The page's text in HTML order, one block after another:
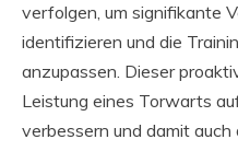
verfolgen, um signifikante
identifizieren und die
anzupassen. Dieser
Leistung eines Torwarts
verbessern und damit